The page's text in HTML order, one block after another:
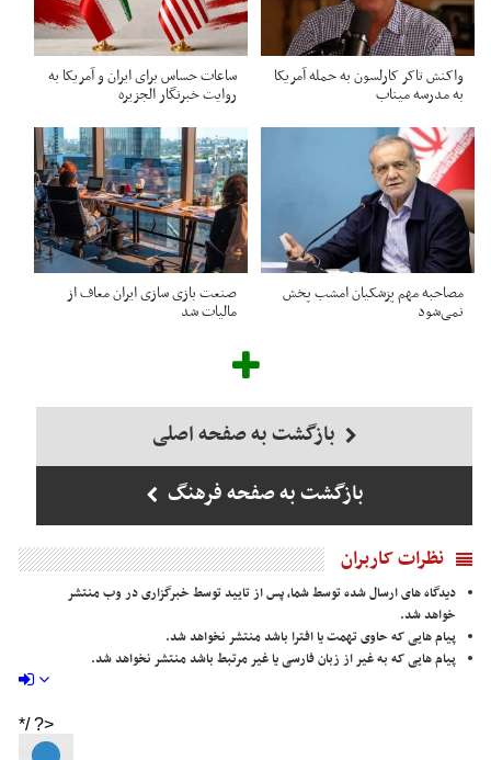
واکنش تاکر کارلسون به حمله آمریکا
به مدرسه میناب
ساعات حساس برای ایران و آمریکا به
روایت خبرنگار الجزیره
مصاحبه مهم پزشکیان امشب پخش
نمی‌شود
صنعت بازی سازی ایران معاف از
مالیات شد
بازگشت به صفحه اصلی
بازگشت به صفحه فرهنگ
نظرات کاربران
دیدگاه های ارسال شده توسط شما، پس از تایید توسط خبرگزاری در وب منتشر
خواهد شد.
پیام هایی که حاوی تهمت یا افترا باشد منتشر نخواهد شد.
پیام هایی که به غیر از زبان فارسی یا غیر مرتبط باشد منتشر نخواهد شد.